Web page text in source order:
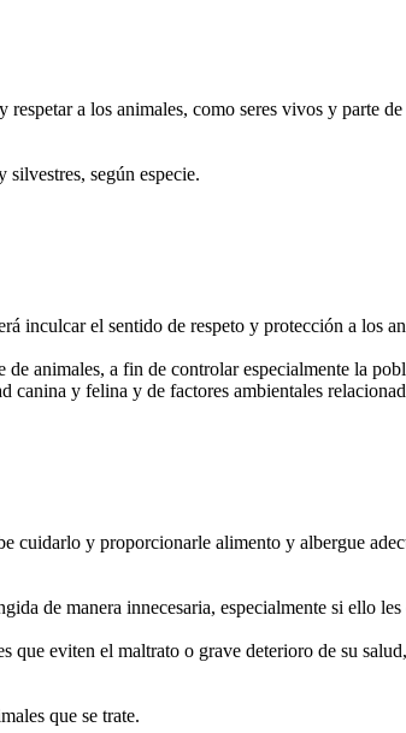
a los animales, como seres vivos y parte
según especie.
el sentido de respeto y protección a los
animales, a fin de controlar especialmente la
y felina y de factores ambientales
y proporcionarle alimento y albergue
de manera innecesaria, especialmente si ello
eviten el maltrato o grave deterioro de su
que se trate.